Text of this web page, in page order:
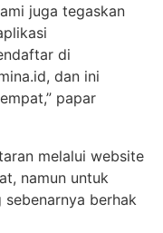
juga tegaskan
di
dan ini
papar
melalui website
namun untuk
berhak